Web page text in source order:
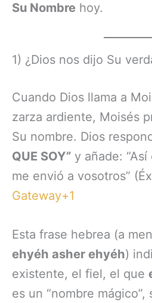
Su Nombre hoy.
1) ¿Dios nos dijo Su
Cuando Dios llama a
zarza ardiente, Moisés
Su nombre. Dios
QUE SOY” y añade:
me envió a vosotros”
Gateway+1
Esta frase hebrea (a
ehyéh asher ehyéh)
existente, el fiel, el que
es un “nombre mágico”,